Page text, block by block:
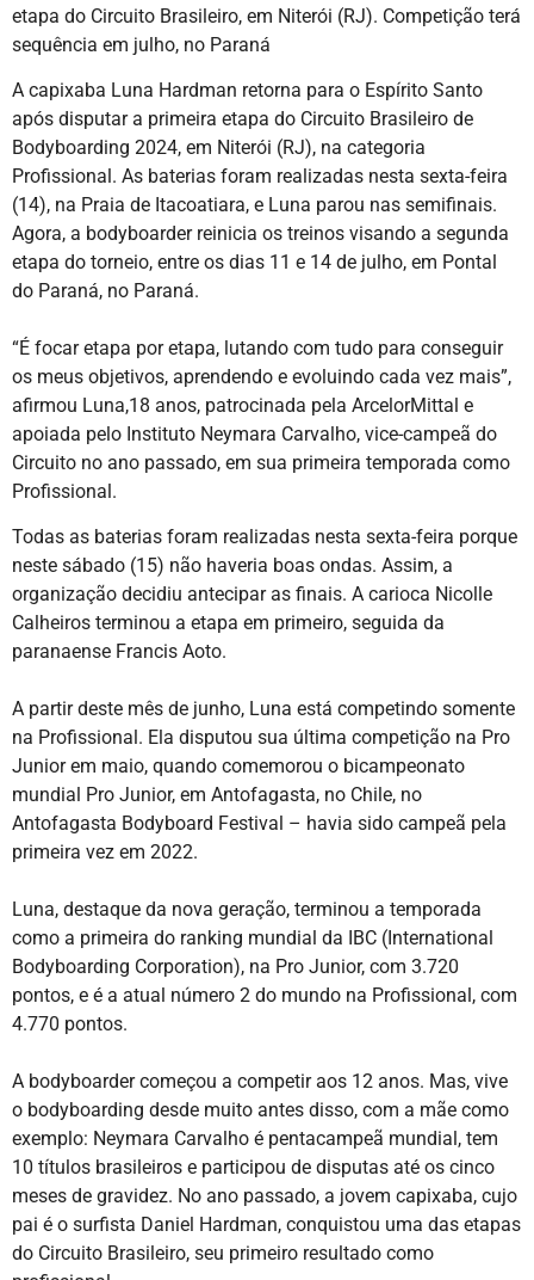
etapa do Circuito Brasileiro, em Niterói (RJ). Competição terá
sequência em julho, no Paraná
A capixaba Luna Hardman retorna para o Espírito Santo
após disputar a primeira etapa do Circuito Brasileiro de
Bodyboarding 2024, em Niterói (RJ), na categoria
Profissional. As baterias foram realizadas nesta sexta-feira
(14), na Praia de Itacoatiara, e Luna parou nas semifinais.
Agora, a bodyboarder reinicia os treinos visando a segunda
etapa do torneio, entre os dias 11 e 14 de julho, em Pontal
do Paraná, no Paraná.
“É focar etapa por etapa, lutando com tudo para conseguir
os meus objetivos, aprendendo e evoluindo cada vez mais”,
afirmou Luna,18 anos, patrocinada pela ArcelorMittal e
apoiada pelo Instituto Neymara Carvalho, vice-campeã do
Circuito no ano passado, em sua primeira temporada como
Profissional.
Todas as baterias foram realizadas nesta sexta-feira porque
neste sábado (15) não haveria boas ondas. Assim, a
organização decidiu antecipar as finais. A carioca Nicolle
Calheiros terminou a etapa em primeiro, seguida da
paranaense Francis Aoto.
A partir deste mês de junho, Luna está competindo somente
na Profissional. Ela disputou sua última competição na Pro
Junior em maio, quando comemorou o bicampeonato
mundial Pro Junior, em Antofagasta, no Chile, no
Antofagasta Bodyboard Festival – havia sido campeã pela
primeira vez em 2022.
Luna, destaque da nova geração, terminou a temporada
como a primeira do ranking mundial da IBC (International
Bodyboarding Corporation), na Pro Junior, com 3.720
pontos, e é a atual número 2 do mundo na Profissional, com
4.770 pontos.
A bodyboarder começou a competir aos 12 anos. Mas, vive
o bodyboarding desde muito antes disso, com a mãe como
exemplo: Neymara Carvalho é pentacampeã mundial, tem
10 títulos brasileiros e participou de disputas até os cinco
meses de gravidez. No ano passado, a jovem capixaba, cujo
pai é o surfista Daniel Hardman, conquistou uma das etapas
do Circuito Brasileiro, seu primeiro resultado como